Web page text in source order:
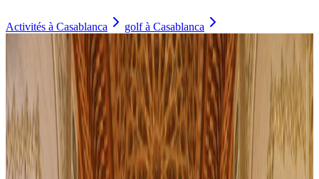
Activités à Casablanca golfà Casablanca
À découvrir aussi
Plus d'activités àCasablanca
medina
MAD
Tres bien noteReservable
Casablanca : visite guidée privée avec billet pour la
mosquée Hassan II